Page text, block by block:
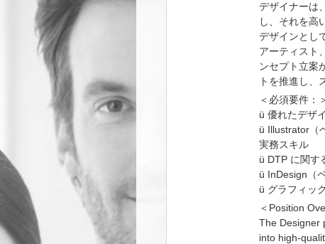
デザイナーは
し、それを高
デザインとし
アーティスト
ンセプト立案
トを推進し、
＜必須要件：
ü 優れたデザ
ü Illustrator（
実務スキル
ü DTP に関す
ü InDesign（
ü グラフィ
＜Position
The Designer
into high-